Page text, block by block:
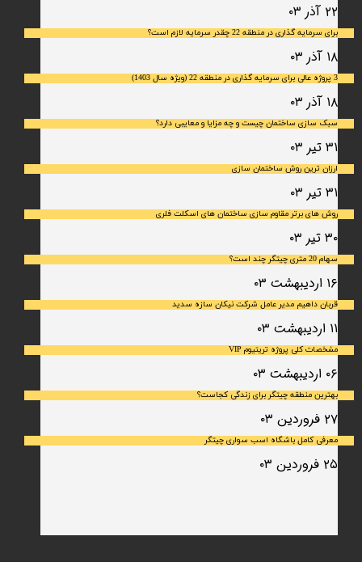
۲۲ آذر ۰۳
برای سرمایه‌ گذاری در منطقه 22 چقدر سرمایه لازم است؟
۱۸ آذر ۰۳
3 پروژه عالی برای سرمایه گذاری در منطقه 22 (ویژه سال 1403)
۱۸ آذر ۰۳
سبک سازی ساختمان چیست و چه مزایا و معایبی دارد؟
۳۱ تیر ۰۳
ارزان ترین روش ساختمان سازی
۳۱ تیر ۰۳
روش های برتر مقاوم سازی ساختمان های اسکلت فلری
۳۰ تیر ۰۳
سهام 20 متری چیتگر چند است؟
۱۶ اردیبهشت ۰۳
قربان داهیم مدیر عامل شرکت نیکان سازه سدید
۱۱ اردیبهشت ۰۳
مشخصات کلی پروژه تریتیوم VIP
۰۶ اردیبهشت ۰۳
بهترین منطقه چیتگر برای زندگی کجاست؟
۲۷ فروردین ۰۳
معرفی کامل باشگاه اسب سواری چیتگر
۲۵ فروردین ۰۳